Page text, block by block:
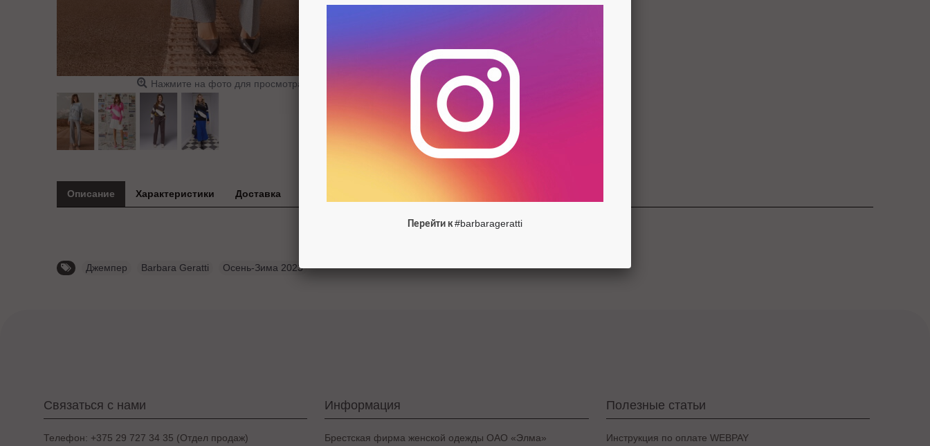
Нажмите на фото для просмотра
Описание Характеристики Доставка
Джемпер Barbara Geratti Осень-Зима 2023
Связаться с нами
Телефон: +375 29 727 34 35 (Отдел продаж)
Информация
Брестская фирма женской одежды ОАО «Элма»
Полезные статьи
Инструкция по оплате WEBPAY
Перейти к#barbarageratti